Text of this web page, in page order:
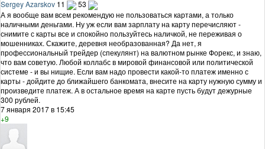
Sergey Azarskov 11
53
А я вообще вам всем рекомендую не пользоваться картами, а только
наличными деньгами. Ну уж если вам зарплату на карту перечисляют -
снимите с карты все и спокойно пользуйтесь наличкой, не переживая о
мошенниках. Скажите, деревня необразованная? Да нет, я
профессиональный трейдер (спекулянт) на валютном рынке Форекс, и знаю,
что вам советую. Любой коллабс в мировой финансовой или политической
системе - и вы нищие. Если вам надо провести какой-то платеж именно с
карты - дойдите до ближайшего банкомата, внесите на карту нужную сумму и
произведите платеж. А в остальное время на карте пусть будут дежурные
300 рублей.
7 января 2017 в 15:45
+9